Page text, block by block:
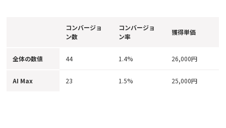
コンバージョ
ン数
コンバージョ
ン率
獲得単価
全体の数値 44 1.4% 26,000円
AI Max 23 1.5% 25,000円